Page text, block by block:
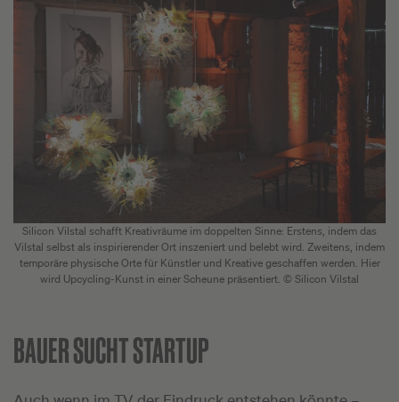
Silicon Vilstal schafft Kreativräume im doppelten Sinne: Erstens, indem das
Vilstal selbst als inspirierender Ort inszeniert und belebt wird. Zweitens, indem
temporäre physische Orte für Künstler und Kreative geschaffen werden. Hier
wird Upcycling-Kunst in einer Scheune präsentiert. © Silicon Vilstal
BAUER SUCHT STARTUP